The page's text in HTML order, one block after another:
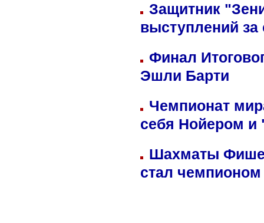
Защитник
выступлений
Финал
Эшли Барти
Чемпионат
себя Нойером и
Шахматы
стал